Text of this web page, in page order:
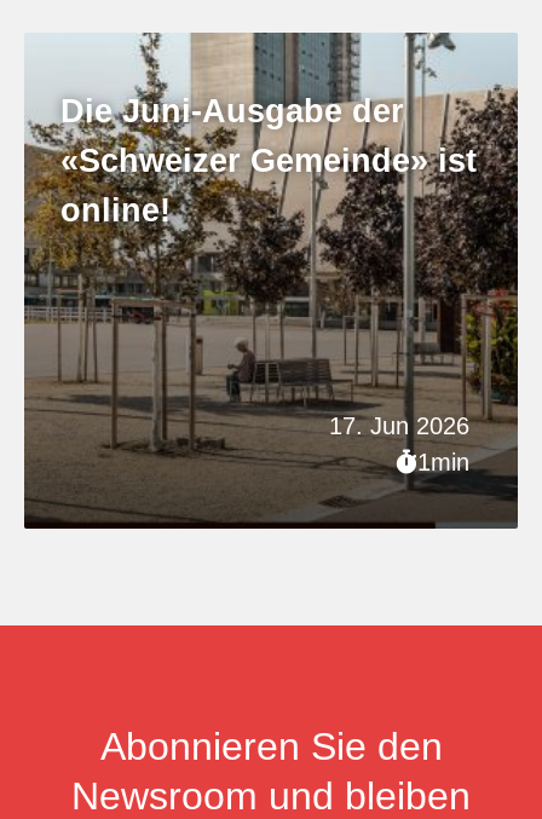
17. Jun 2026
1min
Die Juni-Ausgabe der
«Schweizer Gemeinde» ist
online!
Abonnieren Sie den
Newsroom und bleiben